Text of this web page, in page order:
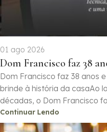
01 ago 2026
Dom Francisco faz 38
Dom Francisco faz 38 anos
brinde à história da casaAo
décadas, o Dom Francisco
Continuar Lendo